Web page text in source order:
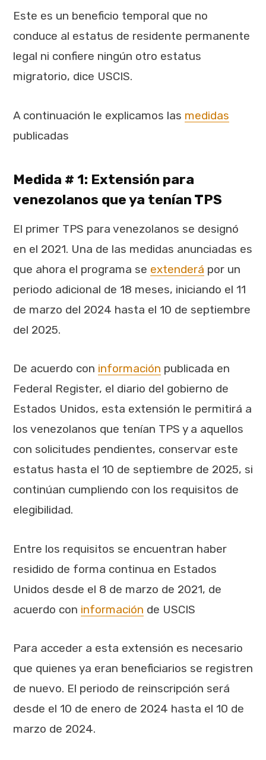
Este es un beneficio temporal que no
conduce al estatus de residente permanente
legal ni confiere ningún otro estatus
migratorio, dice USCIS.
A continuación le explicamos las medidas
publicadas
Medida # 1: Extensión para
venezolanos que ya tenían TPS
El primer TPS para venezolanos se designó
en el 2021. Una de las medidas anunciadas es
que ahora el programa se extenderá por un
periodo adicional de 18 meses, iniciando el 11
de marzo del 2024 hasta el 10 de septiembre
del 2025.
De acuerdo con información publicada en
Federal Register, el diario del gobierno de
Estados Unidos, esta extensión le permitirá a
los venezolanos que tenían TPS y a aquellos
con solicitudes pendientes, conservar este
estatus hasta el 10 de septiembre de 2025, si
continúan cumpliendo con los requisitos de
elegibilidad.
Entre los requisitos se encuentran haber
residido de forma continua en Estados
Unidos desde el 8 de marzo de 2021, de
acuerdo con información de USCIS
Para acceder a esta extensión es necesario
que quienes ya eran beneficiarios se registren
de nuevo. El periodo de reinscripción será
desde el 10 de enero de 2024 hasta el 10 de
marzo de 2024.